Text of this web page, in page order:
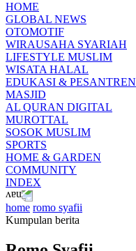
HOME
GLOBAL NEWS
OTOMOTIF
WIRAUSAHA SYARIAH
LIFESTYLE MUSLIM
WISATA HALAL
EDUKASI & PESANTREN
MASJID
AL QURAN DIGITAL
MUROTTAL
SOSOK MUSLIM
SPORTS
HOME & GARDEN
COMMUNITY
INDEX
home romo syafii
Kumpulan berita